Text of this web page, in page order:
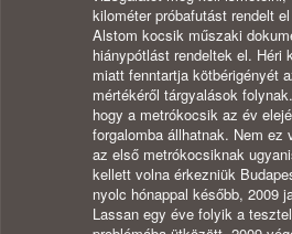
kilométer próbafutást rendelt
Alstom kocsik műszaki
hiánypótlást rendeltek el.
miatt fenntartja kötbérigényét
mértékéről tárgyalások
hogy a metrókocsik az év
forgalomba állhatnak. Nem
az első metrókocsiknak
kellett volna érkezniük
nyolc hónappal később, 2009
Lassan egy éve folyik a